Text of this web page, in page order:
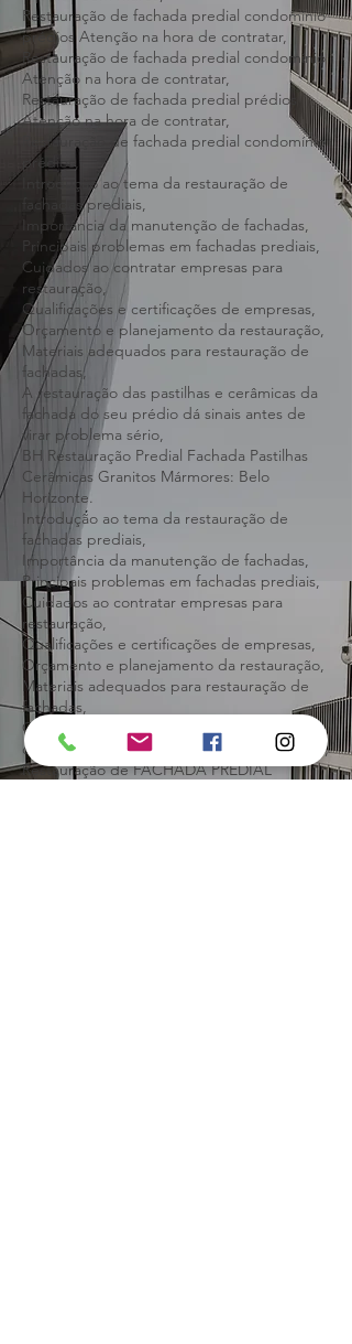
prédios Atenção na hora de contratar
Opinião Sem Muros,
Restauração de fachada predial condomínio
prédios Atenção na hora de contratar,
Restauração de fachada predial condomínio
Atenção na hora de contratar,
Restauração de fachada predial prédios
Atenção na hora de contratar,
Restauração de fachada predial condomínio
prédios,
Introdução ao tema da restauração de
fachadas prediais,
Importância da manutenção de fachadas,
Principais problemas em fachadas prediais,
Cuidados ao contratar empresas para
restauração,
Qualificações e certificações de empresas,
Orçamento e planejamento da restauração,
Materiais adequados para restauração de
fachadas,
A restauração das pastilhas e cerâmicas da
fachada do seu prédio dá sinais antes de
virar problema sério,
BH Restauração Predial Fachada Pastilhas
Cerâmicas Granitos Mármores: Belo
Horizonte.
Introdução ao tema da restauração de
fachadas prediais,
Importância da manutenção de fachadas,
Principais problemas em fachadas prediais,
Cuidados ao contratar empresas para
restauração,
Qualificações e certificações de empresas,
Orçamento e planejamento da restauração,
Materiais adequados para restauração de
fachadas,
Obramax /acabamento-
decoracao/demarcacao-de-estacionamento,